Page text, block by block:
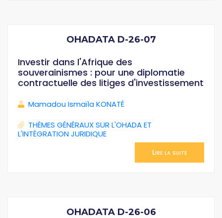
OHADATA D-26-07
Investir dans l'Afrique des
souverainismes : pour une diplomatie
contractuelle des litiges d'investissement
Mamadou Ismaïla KONATÉ
THÈMES GÉNÉRAUX SUR L'OHADA ET
L'INTÉGRATION JURIDIQUE
Lire la suite
OHADATA D-26-06